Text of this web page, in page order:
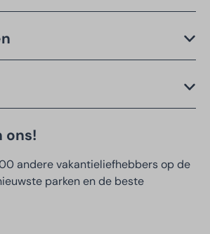
ons!
andere vakantieliefhebbers op de
parken en de beste